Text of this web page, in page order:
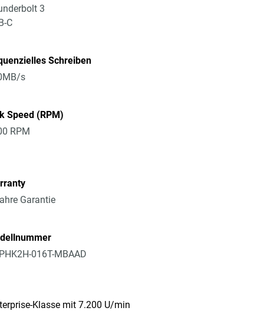
3
C
Schreiben
s
Speed (RPM)
RPM
Garantie
016T-MBAAD
Klasse mit 7.200 U/min